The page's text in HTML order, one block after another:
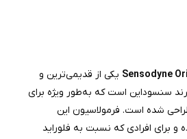
یکی از قدیمی‌ترین و
سنسوداین است که به‌طور ویژه برای
شده است. فرمولاسیون این
و برای افرادی که نسبت به فلوراید